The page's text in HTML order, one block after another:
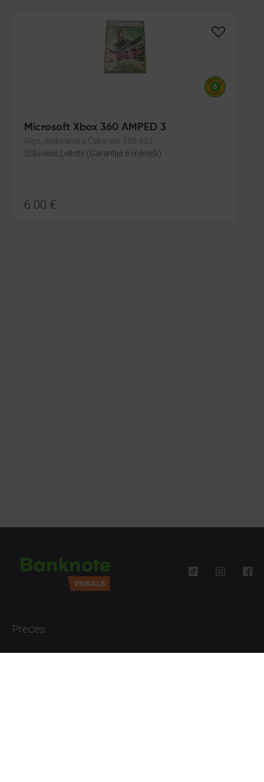
Microsoft Xbox 360 AMPED 3
Rīga, Aleksandra Čaka iela 108-601
Stāvoklis Lietots (Garantija 6 mēneši)
6.00 €
Preces